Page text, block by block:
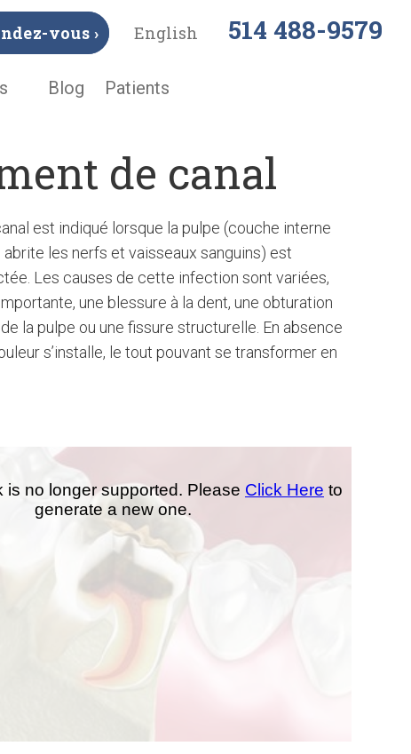
vous › English 514 488-9579
Blog Patients
de canal
est indiqué lorsque la pulpe (couche interne
abrite les nerfs et vaisseaux sanguins) est
Les causes de cette infection sont variées,
une blessure à la dent, une obturation
la pulpe ou une fissure structurelle. En absence
s’installe, le tout pouvant se transformer en